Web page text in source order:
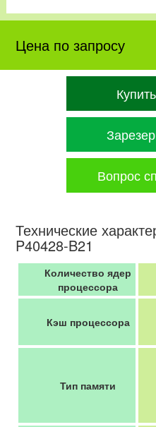
Цена по запросу
Вопрос
Технические
P40428-B21
Количество ядер
процессора
Кэш процессора
Тип памяти